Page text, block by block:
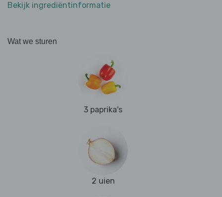
Bekijk ingrediëntinformatie
Wat we sturen
3 paprika's
2 uien